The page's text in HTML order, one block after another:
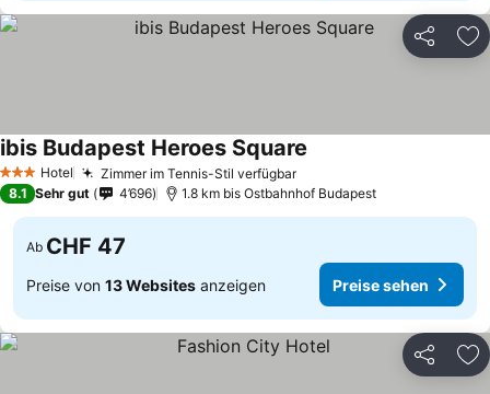
Teilen
3 SterneHotel Zimmer im Tennis-Stil verfügbar
ibis Budapest Heroes Square
8.1 Sehr gut 4’696 1.8 km bis Ostbahnhof Budapest
Ab CHF 47
Preise von 13 Websites anzeigen Preise sehen
Teilen